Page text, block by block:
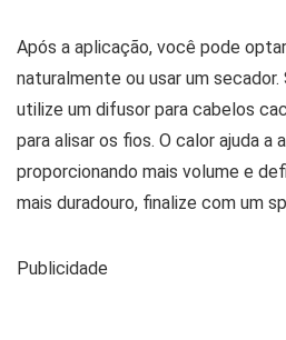
Após a aplicação, você pode
naturalmente ou usar um
utilize um difusor para cabelos
para alisar os fios. O calor ajuda a
proporcionando mais volume e
mais duradouro, finalize com um
Publicidade